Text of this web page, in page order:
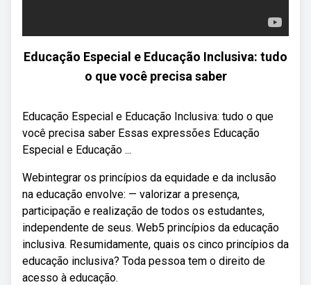
Educação Especial e Educação Inclusiva: tudo
o que você precisa saber
Educação Especial e Educação Inclusiva: tudo o que
você precisa saber Essas expressões Educação
Especial e Educação ...
Webintegrar os princípios da equidade e da inclusão
na educação envolve: — valorizar a presença,
participação e realização de todos os estudantes,
independente de seus. Web5 princípios da educação
inclusiva. Resumidamente, quais os cinco princípios da
educação inclusiva? Toda pessoa tem o direito de
acesso à educação.